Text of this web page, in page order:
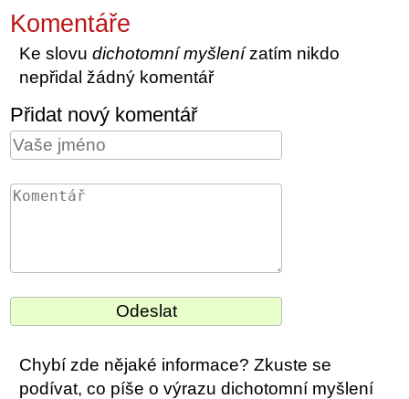
Komentáře
Ke slovudichotomní myšlenízatím nikdo
nepřidal žádný komentář
Přidat nový komentář
Chybí zde nějaké informace? Zkuste se
podívat, co píše o výrazu dichotomní myšlení